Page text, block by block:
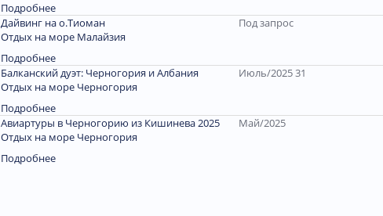
Подробнее
Дайвинг на о.Тиоман
Отдых на море Малайзия
Подробнее
Под запрос
Балканский дуэт: Черногория и Албания
Отдых на море Черногория
Подробнее
Июль/2025 31
Авиартуры в Черногорию из Кишинева 2025
Отдых на море Черногория
Подробнее
Май/2025